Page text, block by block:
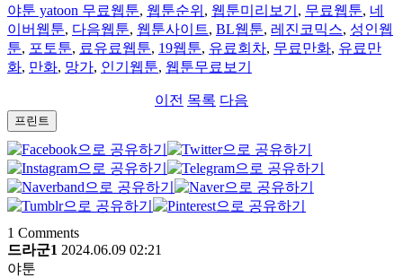
야툰 yatoon 무료웹툰, 웹툰순위 , 웹툰미리보기 , 무료웹툰, 네
이버웹툰, 다음웹툰, 웹툰사이트, BL웹툰, 레진코믹스, 성인웹
툰, 포토툰, 료유료웹툰, 19웹툰, 유료회차, 무료만화, 유료만
화, 만화, 망가, 인기웹툰, 웹툰무료보기
이전 목록 다음
프린트
1 Comments
드라군1 2024.06.09 02:21
야툰